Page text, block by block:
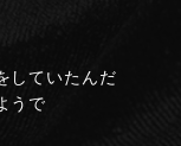
していたんだ
うで